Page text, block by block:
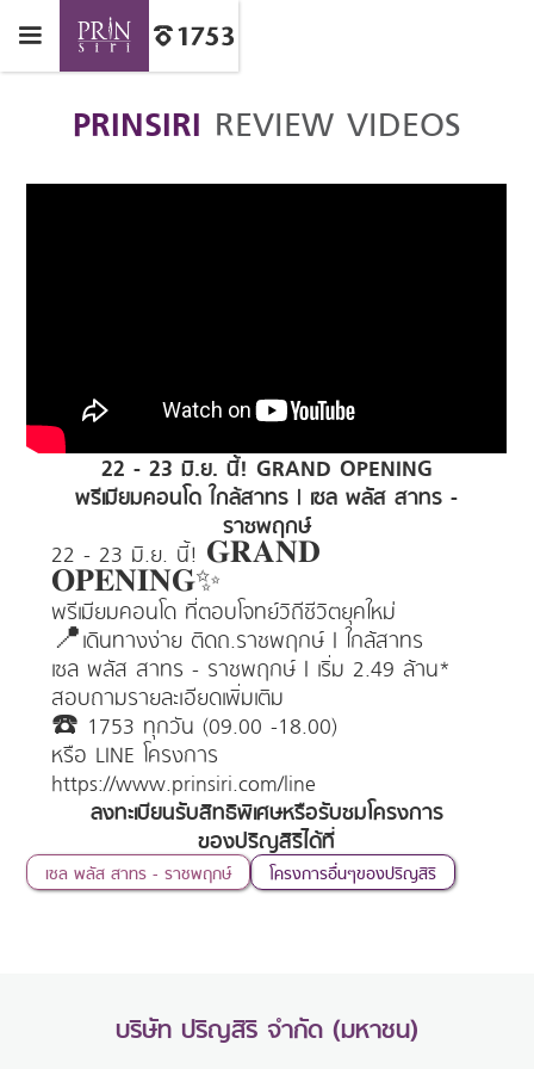
PRINSIRI REVIEW VIDEOS
22 - 23 มิ.ย. นี้! GRAND OPENING
พรีเมียมคอนโด ใกล้สาทร | เซล พลัส สาทร -
ราชพฤกษ์
22 - 23 มิ.ย. นี้! 𝐆𝐑𝐀𝐍𝐃
𝐎𝐏𝐄𝐍𝐈𝐍𝐆✨
พรีเมียมคอนโด ที่ตอบโจทย์วิถีชีวิตยุคใหม่
📍เดินทางง่าย ติดถ.ราชพฤกษ์ | ใกล้สาทร
เซล พลัส สาทร - ราชพฤกษ์ | เริ่ม 2.49 ล้าน*
สอบถามรายละเอียดเพิ่มเติม
☎️ 1753 ทุกวัน (09.00 -18.00)
หรือ LINE โครงการ
https://www.prinsiri.com/line
ลงทะเบียนรับสิทธิพิเศษหรือรับชมโครงการ
ของปริญสิริได้ที่
เซล พลัส สาทร - ราชพฤกษ์ โครงการอื่นๆของปริญสิริ
บริษัท ปริญสิริ จำกัด (มหาชน)